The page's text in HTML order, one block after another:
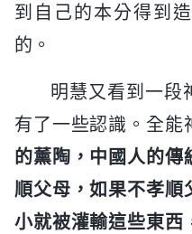
到自己的本分得到
的。
明慧又看到一段
有了一些認識。全能
的薰陶，中國人的傳
順父母，如果不孝順
小就被灌輸這些東西